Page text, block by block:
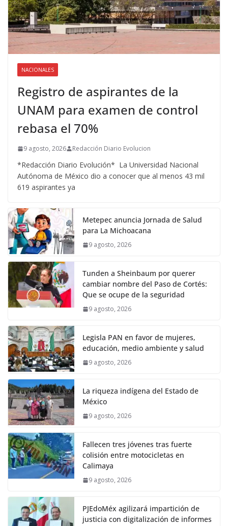
NACIONALES
Registro de aspirantes de la
UNAM para examen de control
rebasa el 70%
9 agosto, 2026 Redacción Diario Evolucion
*Redacción Diario Evolución* La Universidad Nacional
Autónoma de México dio a conocer que al menos 43 mil
619 aspirantes ya
Metepec anuncia Jornada de Salud
para La Michoacana
9 agosto, 2026
Tunden a Sheinbaum por querer
cambiar nombre del Paso de Cortés:
Que se ocupe de la seguridad
9 agosto, 2026
Legisla PAN en favor de mujeres,
educación, medio ambiente y salud
9 agosto, 2026
La riqueza indígena del Estado de
México
9 agosto, 2026
Fallecen tres jóvenes tras fuerte
colisión entre motocicletas en
Calimaya
9 agosto, 2026
PJEdoMéx agilizará impartición de
justicia con digitalización de informes